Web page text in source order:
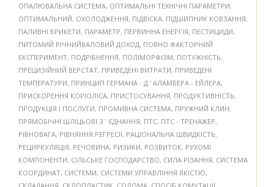
ОПАЛЮВАЛЬНА СИСТЕМА, ОПТИМАЛЬНІ ТЕХНІЧНІ ПАРАМЕТРИ,
ОПТИМАЛЬНИЙ, ОХОЛОДЖЕННЯ, ПІДВІСКА, ПІДШИПНИК КОВЗАННЯ,
ПАЛИВНІ БРИКЕТИ, ПАРАМЕТР, ПЕРВИННА ЕНЕРГІЯ, ПЕСТИЦИДИ,
ПИТОМИЙ РІЧНИЙВАЛОВИЙ ДОХОД, ПОВНО ФАКТОРНИЙ
ЕКСПЕРИМЕНТ, ПОДРІБНЕННЯ, ПОЛІМОРФІЗМ, ПОТУЖНІСТЬ,
ПРЕЦИЗІЙНИЙ ВЕРСТАТ, ПРИВЕДЕНІ ВИТРАТИ, ПРИВЕДЕНІ
ТЕМПЕРАТУРИ, ПРИНЦИП ГЕРМАНА - Д ' АЛАМБЕРА - ЕЙЛЕРА,
ПРИСКОРЕННЯ КОРІОЛІСА, ПРИСТОСУВАННЯ, ПРОДУКТИВНІСТЬ,
ПРОДУКЦІЯ І ПОСЛУГИ, ПРОМИВНА СИСТЕМА, ПРУЖНИЙ КЛИН,
ПРЯМОБІЧНІ ШЛІЦЬОВІ З ’ ЄДНАННЯ, ПТС, ПТС - ТРЕНАЖЕР,
РІВНОВАГА, РІВНЯННЯ РЕГРЕСІЇ, РАЦІОНАЛЬНА ШВИДКІСТЬ,
РЕЦИРКУЛЯЦІЯ, РЕЧОВИНА, РИЗИКИ, РОЗВИТОК, РУХОМІ
КОМПОНЕНТИ, СІЛЬСЬКЕ ГОСПОДАРСТВО, СИЛА РІЗАННЯ, СИСТЕМА
КООРДИНАТ, СИСТЕМИ, СИСТЕМИ УПРАВЛІННЯ ЯКІСТЮ,